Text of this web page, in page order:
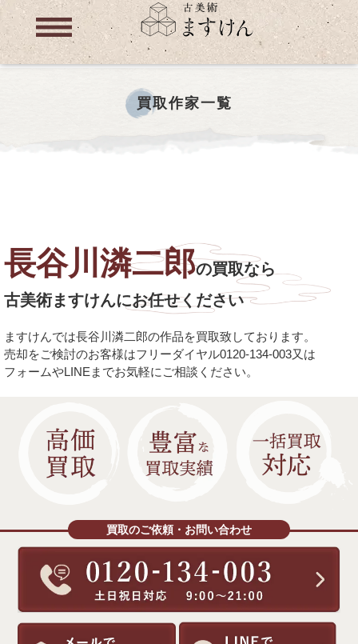
買取作家一覧
長谷川潾二郎の買取なら
古美術ますけんにお任せください
ますけんでは長谷川潾二郎の作品を買取致しております。
売却をご検討のお客様はフリーダイヤル0120-134-003又は
フォームやLINEまでお気軽にご相談ください。
買取のご依頼・お問い合わせ